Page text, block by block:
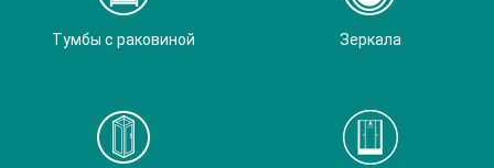
Тумбы с раковиной Зеркала